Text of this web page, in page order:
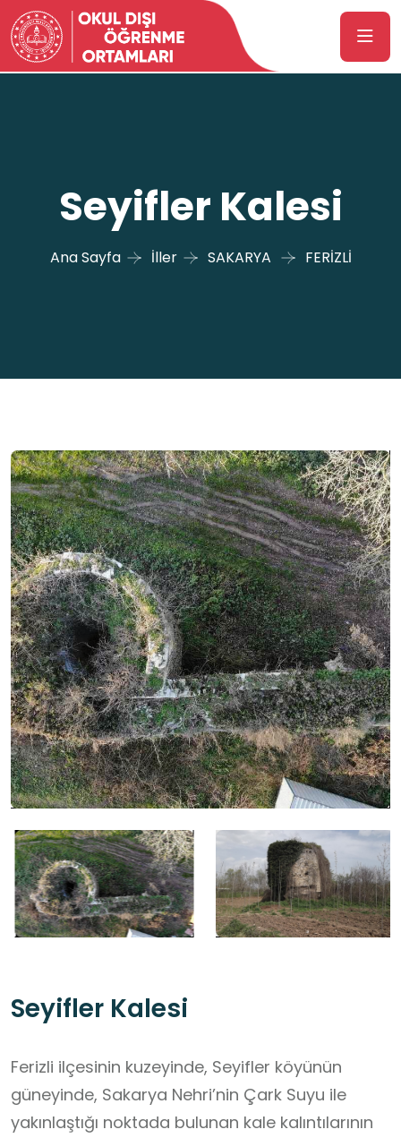
Seyifler Kalesi
Ana Sayfa İller SAKARYA FERİZLİ
Seyifler Kalesi
Ferizli ilçesinin kuzeyinde, Seyifler köyünün
güneyinde, Sakarya Nehri’nin Çark Suyu ile
yakınlaştığı noktada bulunan kale kalıntılarının